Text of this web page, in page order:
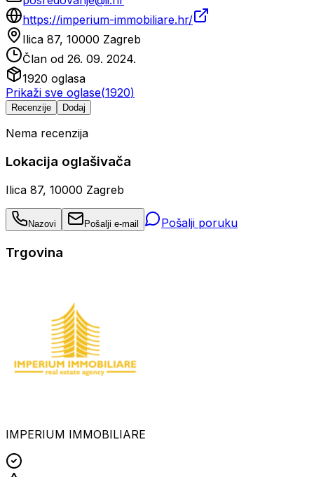
https://imperium-immobiliare.hr/
Ilica 87, 10000 Zagreb
Član od 26. 09. 2024.
1920 oglasa
Prikaži sve oglase(1920)
Recenzije Dodaj
Nema recenzija
Lokacija oglašivača
Ilica 87, 10000 Zagreb
Nazovi Pošalji e-mail Pošalji poruku
Trgovina
IMPERIUM IMMOBILIARE